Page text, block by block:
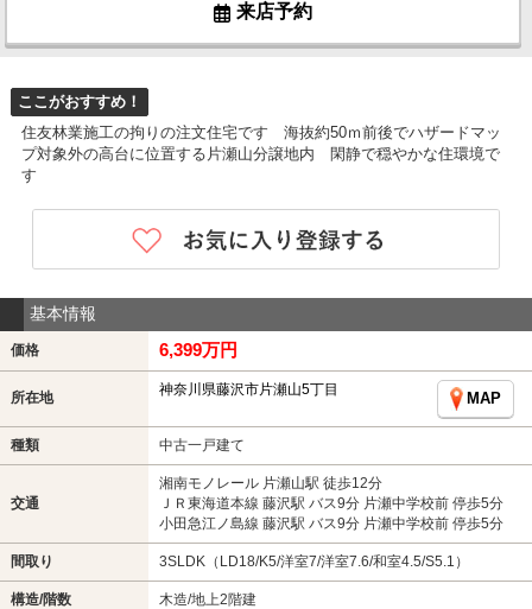
来店予約
ここがおすすめ！
住友林業施工の拘りの注文住宅です 海抜約50ｍ前後でハザードマッ
プ対象外の高台に位置する片瀬山分譲地内 閑静で穏やかな住環境で
す
基本情報
価格 6,399万円
所在地 神奈川県藤沢市片瀬山5丁目
MAP
種類 中古一戸建て
交通
湘南モノレール 片瀬山駅 徒歩12分
ＪＲ東海道本線 藤沢駅 バス9分 片瀬中学校前 停歩5分
小田急江ノ島線 藤沢駅 バス9分 片瀬中学校前 停歩5分
間取り 3SLDK（LD18/K5/洋室7/洋室7.6/和室4.5/S5.1）
構造/階数 木造/地上2階建